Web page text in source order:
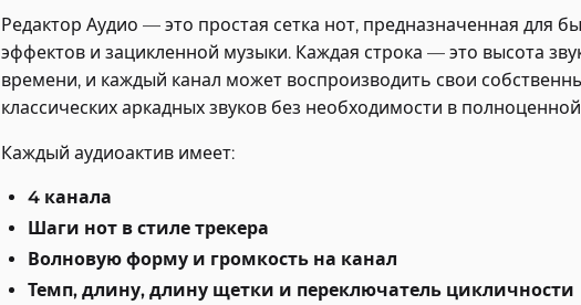
Редактор Аудио — это простая сетка нот, предназначенная для
эффектов и зацикленной музыки. Каждая строка — это высота
времени, и каждый канал может воспроизводить свои
классических аркадных звуков без необходимости в
Каждый аудиоактив имеет:
4 канала
Шаги нот в стиле трекера
Волновую форму и громкость на канал
Темп, длину, длину щетки и переключатель цикличности